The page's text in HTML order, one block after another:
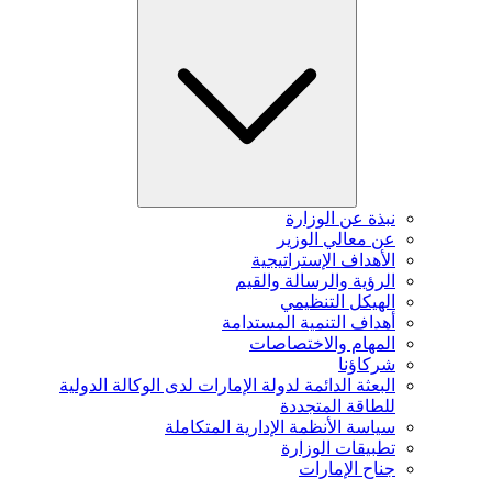
نبذة عن الوزارة
عن معالي الوزير
الأهداف الإستراتيجية
الرؤية والرسالة والقيم
الهيكل التنظيمي
أهداف التنمية المستدامة
المهام والاختصاصات
شركاؤنا
البعثة الدائمة لدولة الإمارات لدى الوكالة الدولية
للطاقة المتجددة
سياسة الأنظمة الإدارية المتكاملة
تطبيقات الوزارة
جناح الإمارات